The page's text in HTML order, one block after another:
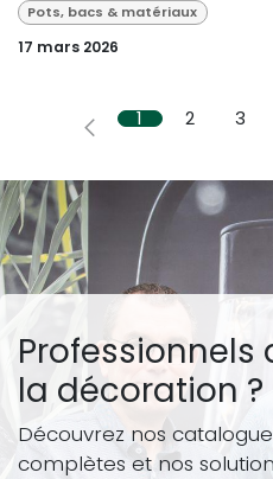
Pots, bacs & matériaux
17 mars 2026
1 2 3
la décoration ?
Découvrez nos
complètes et nos